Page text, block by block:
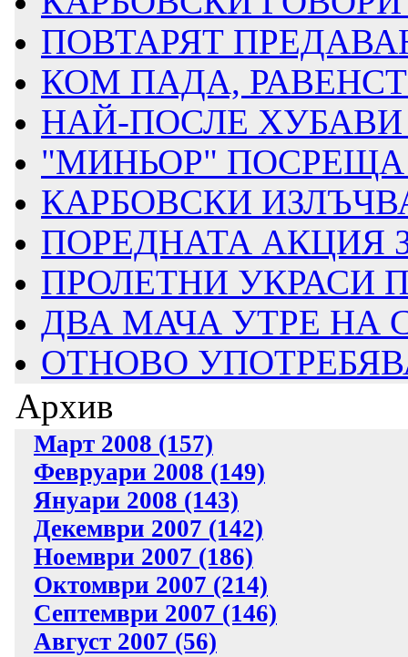
ПОВТАРЯТ
КОМ ПАДА,
НАЙ-ПОСЛЕ ХУБАВИ
"МИНЬОР" ПОСРЕЩА
КАРБОВСКИ
ПОРЕДНАТА АКЦИЯ
ПРОЛЕТНИ УКРАСИ
ДВА МАЧА УТРЕ НА
ОТНОВО
Архив
Март 2008 (157)
Февруари 2008 (149)
Януари 2008 (143)
Декември 2007 (142)
Ноември 2007 (186)
Октомври 2007 (214)
Септември 2007 (146)
Август 2007 (56)